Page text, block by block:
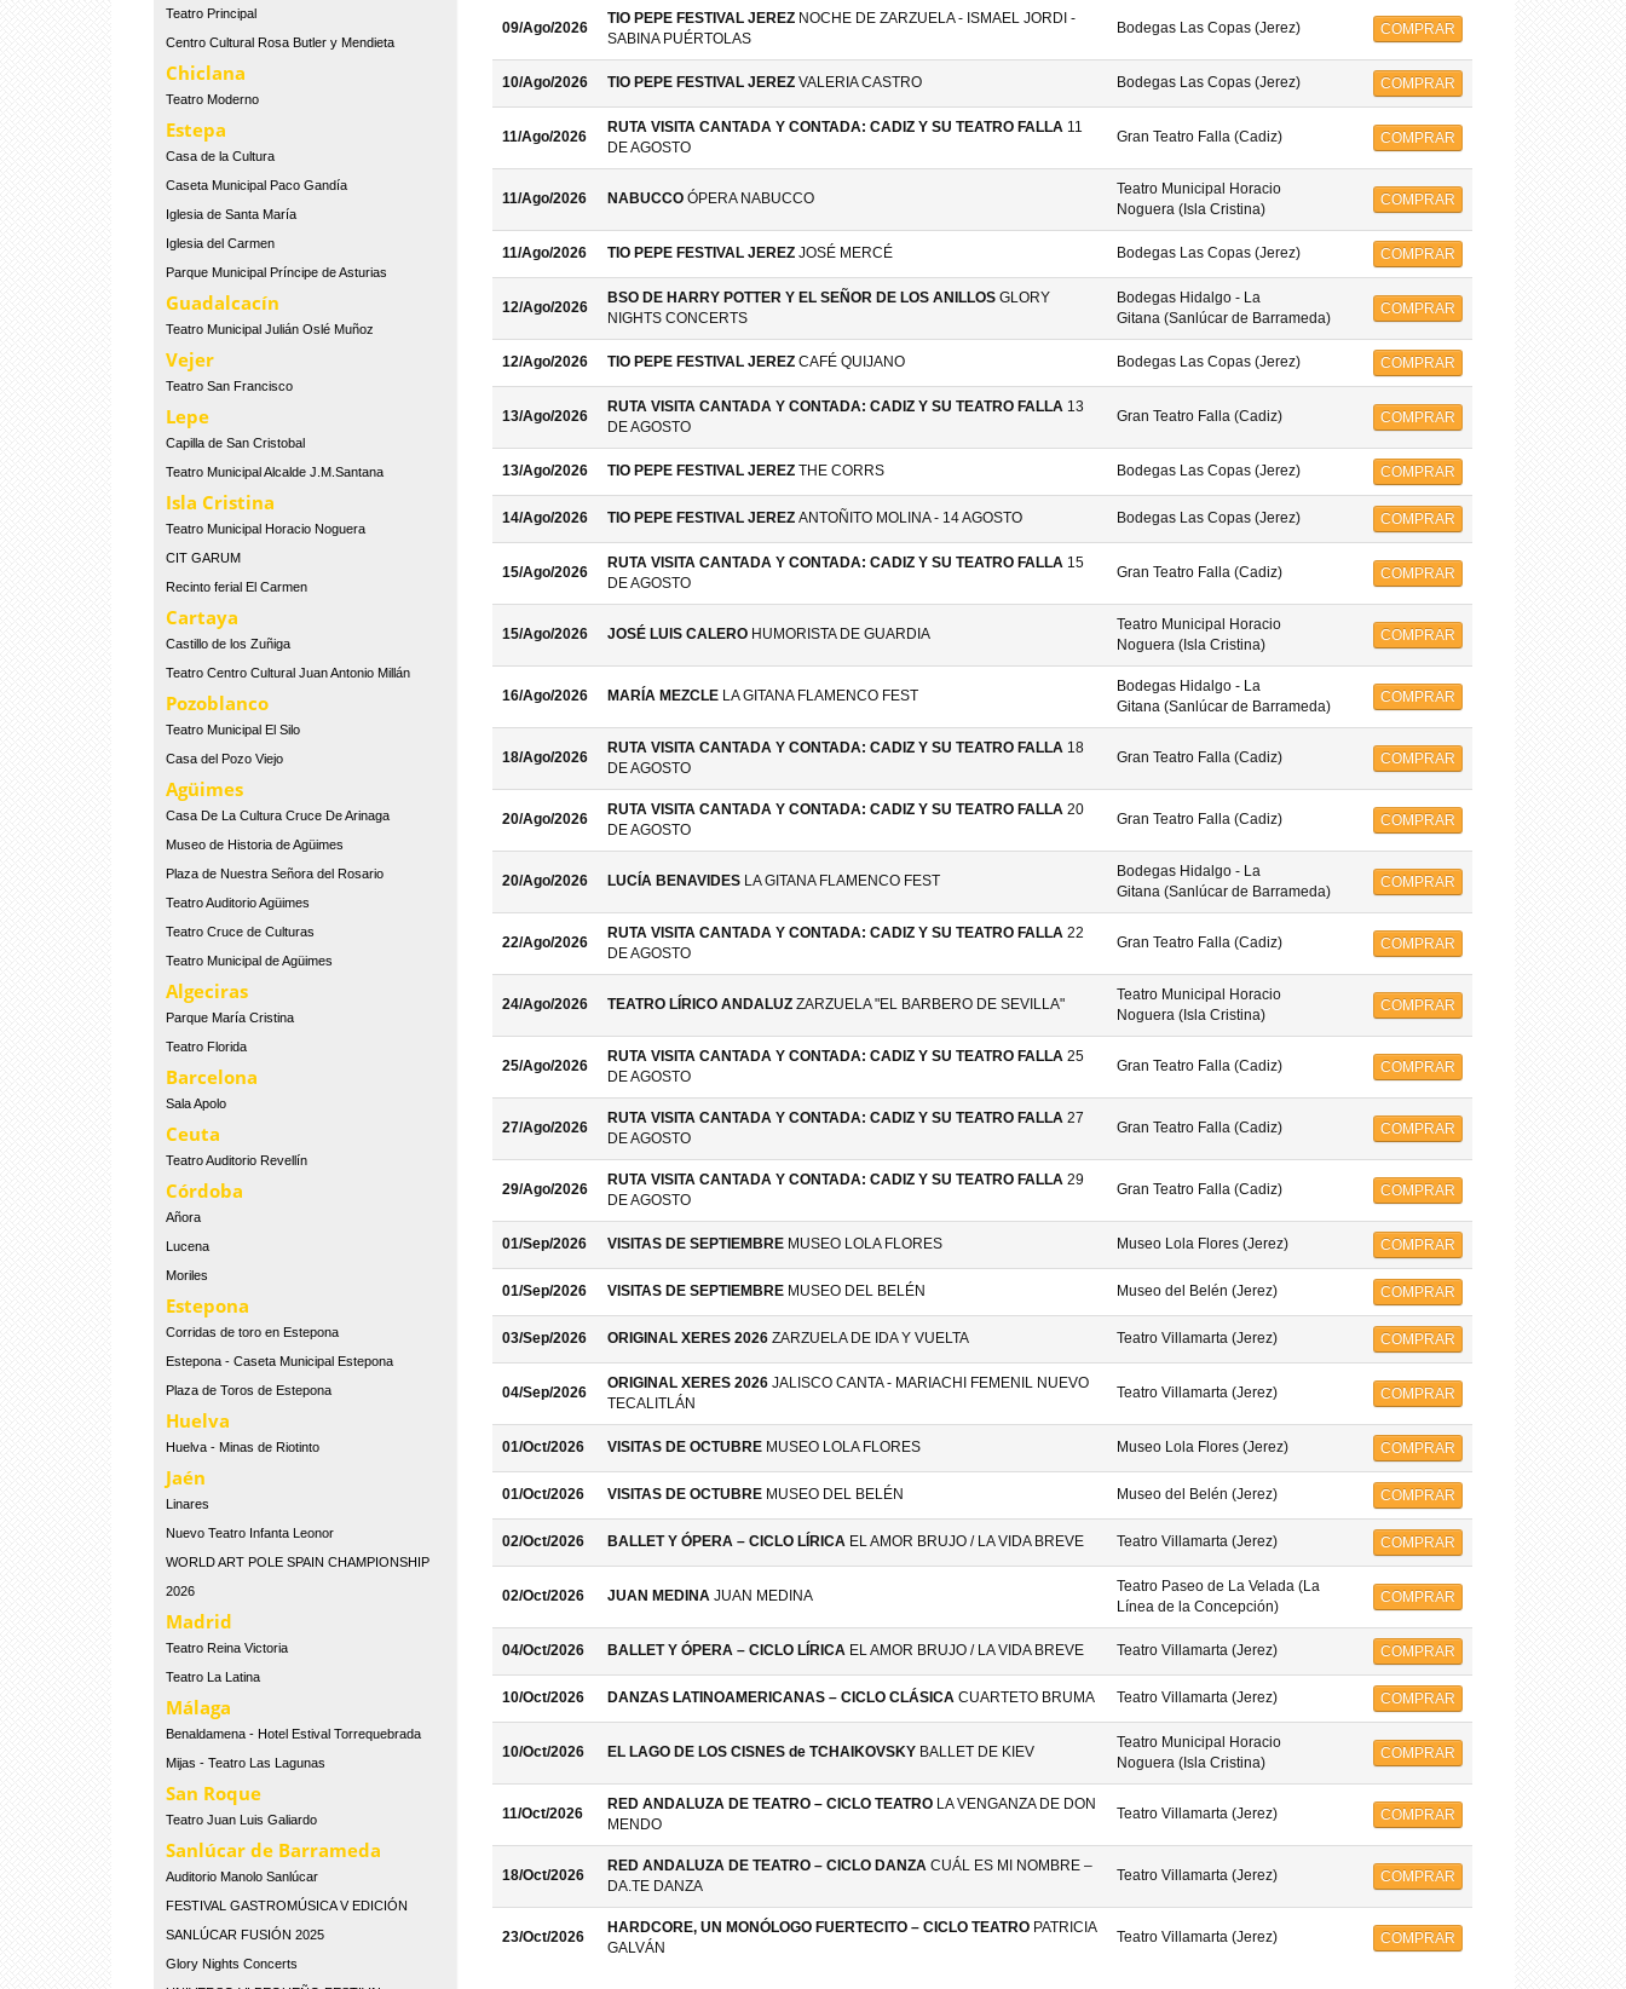
Teatro Principal
Centro Cultural Rosa Butler y Mendieta
Chiclana
Teatro Moderno
Estepa
Casa de la Cultura
Caseta Municipal Paco Gandía
Iglesia de Santa María
Iglesia del Carmen
Parque Municipal Príncipe de Asturias
Guadalcacín
Teatro Municipal Julián Oslé Muñoz
Vejer
Teatro San Francisco
Lepe
Capilla de San Cristobal
Teatro Municipal Alcalde J.M.Santana
Isla Cristina
Teatro Municipal Horacio Noguera
CIT GARUM
Recinto ferial El Carmen
Cartaya
Castillo de los Zuñiga
Teatro Centro Cultural Juan Antonio Millán
Pozoblanco
Teatro Municipal El Silo
Casa del Pozo Viejo
Agüimes
Casa De La Cultura Cruce De Arinaga
Museo de Historia de Agüimes
Plaza de Nuestra Señora del Rosario
Teatro Auditorio Agüimes
Teatro Cruce de Culturas
Teatro Municipal de Agüimes
Algeciras
Parque María Cristina
Teatro Florida
Barcelona
Sala Apolo
Ceuta
Teatro Auditorio Revellín
Córdoba
Añora
Lucena
Moriles
Estepona
Corridas de toro en Estepona
Estepona - Caseta Municipal Estepona
Plaza de Toros de Estepona
Huelva
Huelva - Minas de Riotinto
Jaén
Linares
Nuevo Teatro Infanta Leonor
WORLD ART POLE SPAIN CHAMPIONSHIP
2026
Madrid
Teatro Reina Victoria
Teatro La Latina
Málaga
Benaldamena - Hotel Estival Torrequebrada
Mijas - Teatro Las Lagunas
San Roque
Teatro Juan Luis Galiardo
Sanlúcar de Barrameda
Auditorio Manolo Sanlúcar
FESTIVAL GASTROMÚSICA V EDICIÓN
SANLÚCAR FUSIÓN 2025
Glory Nights Concerts
09/Ago/2026
TIO PEPE FESTIVAL JEREZ NOCHE DE ZARZUELA - ISMAEL JORDI -
SABINA PUÉRTOLAS
Bodegas Las Copas (Jerez) COMPRAR
10/Ago/2026 TIO PEPE FESTIVAL JEREZ VALERIA CASTRO Bodegas Las Copas (Jerez) COMPRAR
11/Ago/2026
RUTA VISITA CANTADA Y CONTADA: CADIZ Y SU TEATRO FALLA 11
DE AGOSTO
Gran Teatro Falla (Cadiz) COMPRAR
11/Ago/2026 NABUCCO ÓPERA NABUCCO
Teatro Municipal Horacio
Noguera (Isla Cristina)
COMPRAR
11/Ago/2026 TIO PEPE FESTIVAL JEREZ JOSÉ MERCÉ Bodegas Las Copas (Jerez) COMPRAR
12/Ago/2026
BSO DE HARRY POTTER Y EL SEÑOR DE LOS ANILLOS GLORY
NIGHTS CONCERTS
Bodegas Hidalgo - La
Gitana (Sanlúcar de Barrameda)
COMPRAR
12/Ago/2026 TIO PEPE FESTIVAL JEREZ CAFÉ QUIJANO Bodegas Las Copas (Jerez) COMPRAR
13/Ago/2026
RUTA VISITA CANTADA Y CONTADA: CADIZ Y SU TEATRO FALLA 13
DE AGOSTO
Gran Teatro Falla (Cadiz) COMPRAR
13/Ago/2026 TIO PEPE FESTIVAL JEREZ THE CORRS Bodegas Las Copas (Jerez) COMPRAR
14/Ago/2026 TIO PEPE FESTIVAL JEREZ ANTOÑITO MOLINA - 14 AGOSTO Bodegas Las Copas (Jerez) COMPRAR
15/Ago/2026
RUTA VISITA CANTADA Y CONTADA: CADIZ Y SU TEATRO FALLA 15
DE AGOSTO
Gran Teatro Falla (Cadiz) COMPRAR
15/Ago/2026 JOSÉ LUIS CALERO HUMORISTA DE GUARDIA
Teatro Municipal Horacio
Noguera (Isla Cristina)
COMPRAR
16/Ago/2026 MARÍA MEZCLE LA GITANA FLAMENCO FEST
Bodegas Hidalgo - La
Gitana (Sanlúcar de Barrameda)
COMPRAR
18/Ago/2026
RUTA VISITA CANTADA Y CONTADA: CADIZ Y SU TEATRO FALLA 18
DE AGOSTO
Gran Teatro Falla (Cadiz) COMPRAR
20/Ago/2026
RUTA VISITA CANTADA Y CONTADA: CADIZ Y SU TEATRO FALLA 20
DE AGOSTO
Gran Teatro Falla (Cadiz) COMPRAR
20/Ago/2026 LUCÍA BENAVIDES LA GITANA FLAMENCO FEST
Bodegas Hidalgo - La
Gitana (Sanlúcar de Barrameda)
COMPRAR
22/Ago/2026
RUTA VISITA CANTADA Y CONTADA: CADIZ Y SU TEATRO FALLA 22
DE AGOSTO
Gran Teatro Falla (Cadiz) COMPRAR
24/Ago/2026 TEATRO LÍRICO ANDALUZ ZARZUELA "EL BARBERO DE SEVILLA"
Teatro Municipal Horacio
Noguera (Isla Cristina)
COMPRAR
25/Ago/2026
RUTA VISITA CANTADA Y CONTADA: CADIZ Y SU TEATRO FALLA 25
DE AGOSTO
Gran Teatro Falla (Cadiz) COMPRAR
27/Ago/2026
RUTA VISITA CANTADA Y CONTADA: CADIZ Y SU TEATRO FALLA 27
DE AGOSTO
Gran Teatro Falla (Cadiz) COMPRAR
29/Ago/2026
RUTA VISITA CANTADA Y CONTADA: CADIZ Y SU TEATRO FALLA 29
DE AGOSTO
Gran Teatro Falla (Cadiz) COMPRAR
01/Sep/2026 VISITAS DE SEPTIEMBRE MUSEO LOLA FLORES Museo Lola Flores (Jerez) COMPRAR
01/Sep/2026 VISITAS DE SEPTIEMBRE MUSEO DEL BELÉN Museo del Belén (Jerez) COMPRAR
03/Sep/2026 ORIGINAL XERES 2026 ZARZUELA DE IDA Y VUELTA Teatro Villamarta (Jerez) COMPRAR
04/Sep/2026
ORIGINAL XERES 2026 JALISCO CANTA - MARIACHI FEMENIL NUEVO
TECALITLÁN
Teatro Villamarta (Jerez) COMPRAR
01/Oct/2026 VISITAS DE OCTUBRE MUSEO LOLA FLORES Museo Lola Flores (Jerez) COMPRAR
01/Oct/2026 VISITAS DE OCTUBRE MUSEO DEL BELÉN Museo del Belén (Jerez) COMPRAR
02/Oct/2026 BALLET Y ÓPERA – CICLO LÍRICA EL AMOR BRUJO / LA VIDA BREVE Teatro Villamarta (Jerez) COMPRAR
02/Oct/2026 JUAN MEDINA JUAN MEDINA
Teatro Paseo de La Velada (La
Línea de la Concepción)
COMPRAR
04/Oct/2026 BALLET Y ÓPERA – CICLO LÍRICA EL AMOR BRUJO / LA VIDA BREVE Teatro Villamarta (Jerez) COMPRAR
10/Oct/2026 DANZAS LATINOAMERICANAS – CICLO CLÁSICA CUARTETO BRUMA Teatro Villamarta (Jerez) COMPRAR
10/Oct/2026 EL LAGO DE LOS CISNES de TCHAIKOVSKY BALLET DE KIEV
Teatro Municipal Horacio
Noguera (Isla Cristina)
COMPRAR
11/Oct/2026
RED ANDALUZA DE TEATRO – CICLO TEATRO LA VENGANZA DE DON
MENDO
Teatro Villamarta (Jerez) COMPRAR
18/Oct/2026
RED ANDALUZA DE TEATRO – CICLO DANZA CUÁL ES MI NOMBRE –
DA.TE DANZA
Teatro Villamarta (Jerez) COMPRAR
23/Oct/2026
HARDCORE, UN MONÓLOGO FUERTECITO – CICLO TEATRO PATRICIA
GALVÁN
Teatro Villamarta (Jerez) COMPRAR